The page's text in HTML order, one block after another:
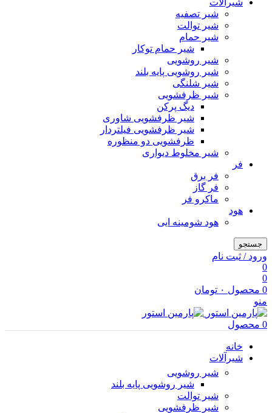
شیرآلات
شیر تصفیه
شیر توالت
شیر حمام
شیر حمام توکار
شیر روشویی
شیر روشویی پایه بلند
شیر شلنگی
شیر ظرفشویی
دیگ پرکن
شیر ظرفشویی شاوری
شیر ظرفشویی فیلتردار
ظرفشویی دو منظوره
شیر مخلوط دیواری
فر
فر برق
فر گاز
ماكرو فر
هود
هود شومینه ایی
جستجو
ورود / ثبت نام
0
0
0 محصول ۰ تومان
منو
0 محصول
خانه
شیرآلات
شیر روشویی
شیر روشویی پایه بلند
شیر توالت
شیر ظرفشویی